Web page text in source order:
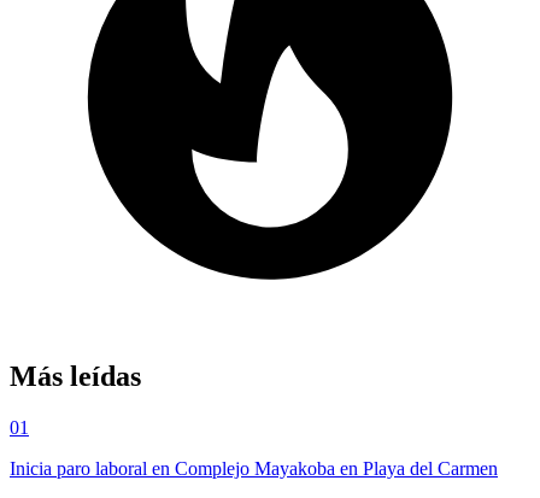
Más leídas
01
Inicia paro laboral en Complejo Mayakoba en Playa del Carmen